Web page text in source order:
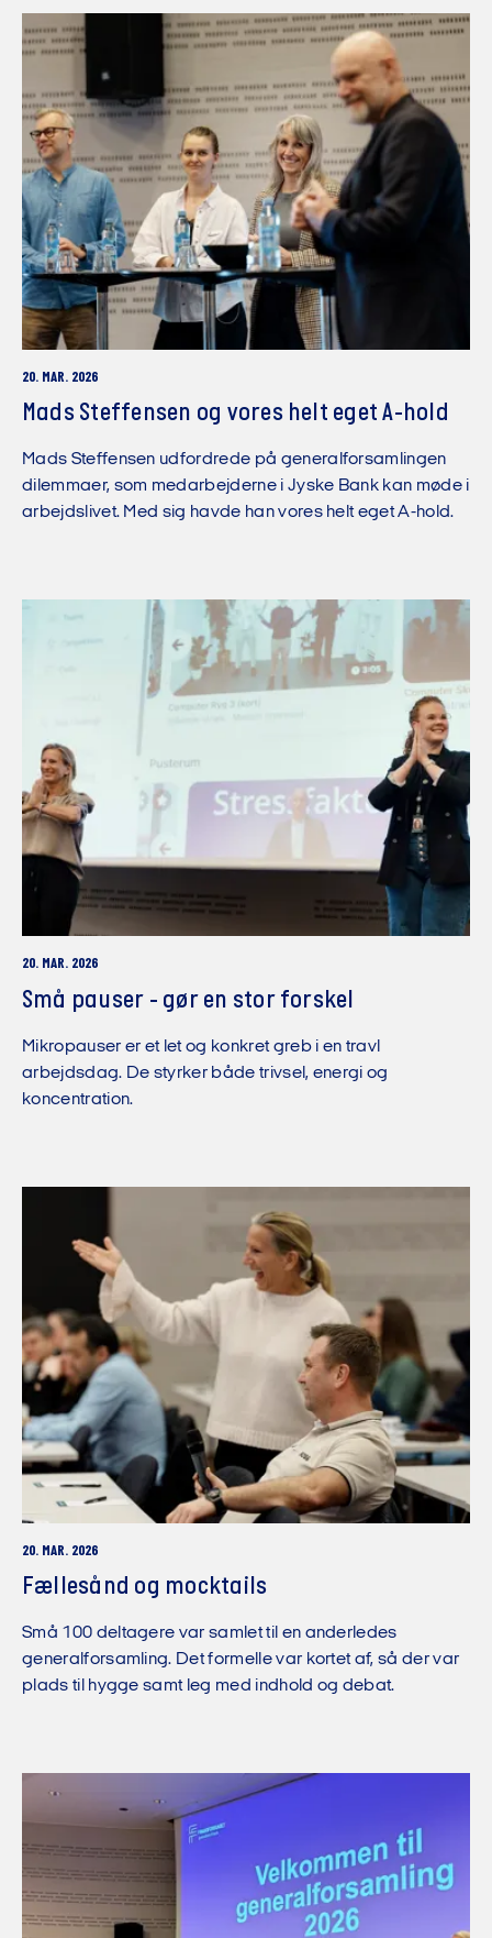
20. MAR. 2026
Mads Steffensen og vores helt eget A-hold
Mads Steffensen udfordrede på generalforsamlingen
dilemmaer, som medarbejderne i Jyske Bank kan møde i
arbejdslivet. Med sig havde han vores helt eget A-hold.
20. MAR. 2026
Små pauser - gør en stor forskel
Mikropauser er et let og konkret greb i en travl
arbejdsdag. De styrker både trivsel, energi og
koncentration.
20. MAR. 2026
Fællesånd og mocktails
Små 100 deltagere var samlet til en anderledes
generalforsamling. Det formelle var kortet af, så der var
plads til hygge samt leg med indhold og debat.